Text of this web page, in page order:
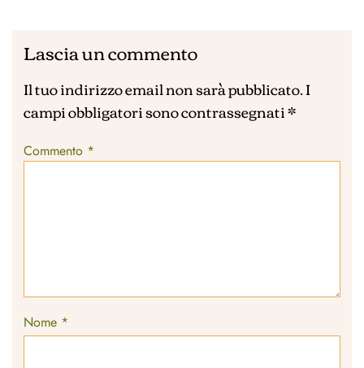
Lascia un commento
Il tuo indirizzo email non sarà pubblicato.I
campi obbligatori sono contrassegnati*
Commento *
Nome *